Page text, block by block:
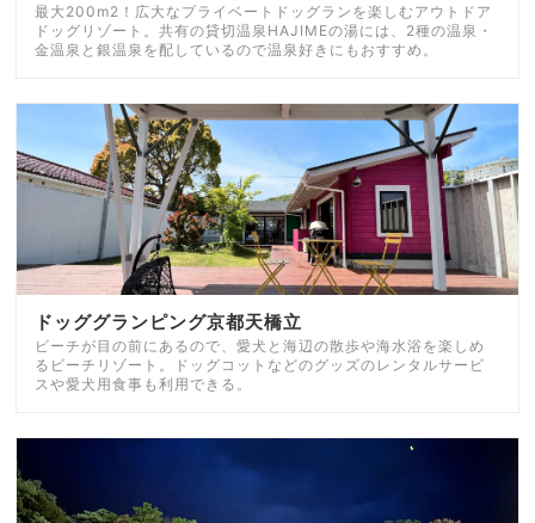
最大200m2！広大なプライベートドッグランを楽しむアウトドア
ドッグリゾート。共有の貸切温泉HAJIMEの湯には、2種の温泉・
金温泉と銀温泉を配しているので温泉好きにもおすすめ。
ドッググランピング京都天橋立
ビーチが目の前にあるので、愛犬と海辺の散歩や海水浴を楽しめ
るビーチリゾート。ドッグコットなどのグッズのレンタルサービ
スや愛犬用食事も利用できる。